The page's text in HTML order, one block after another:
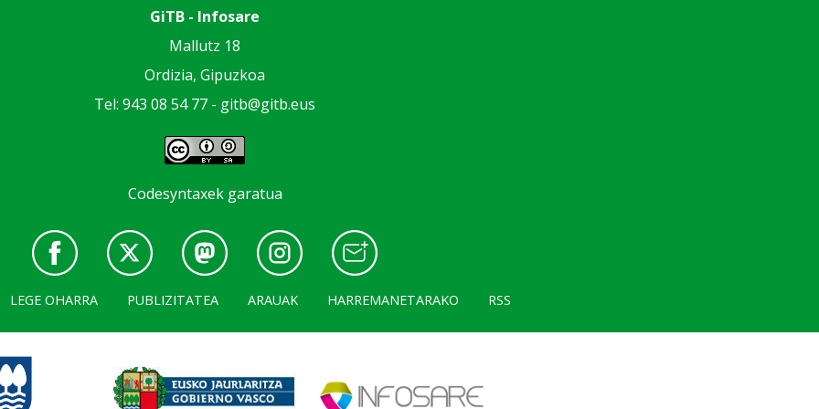
GiTB - Infosare
Mallutz 18
Ordizia, Gipuzkoa
Tel: 943 08 54 77 - gitb@gitb.eus
Codesyntaxek garatua
LEGE OHARRA PUBLIZITATEA ARAUAK HARREMANETARAKO RSS